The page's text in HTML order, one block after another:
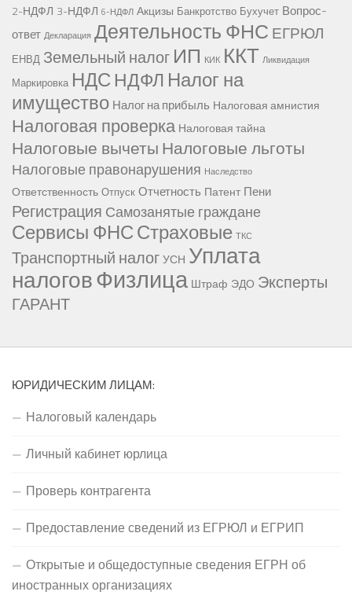
2-НДФЛ 3-НДФЛ 6-НДФЛ Акцизы Банкротство Бухучет Вопрос-
ответ Декларация Деятельность ФНС ЕГРЮЛ
ЕНВД Земельный налог ИП КИК ККТ Ликвидация
Маркировка НДС НДФЛ Налог на
имущество Налог на прибыль Налоговая амнистия
Налоговая проверка Налоговая тайна
Налоговые вычетыНалоговые льготы
Налоговые правонарушения Наследство
Ответственность Отпуск Отчетность Патент Пени
Регистрация Самозанятые граждане
Сервисы ФНССтраховые ТКС
Транспортный налогУСН Уплата
налоговФизлица Штраф ЭДО Эксперты
ГАРАНТ
ЮРИДИЧЕСКИМ ЛИЦАМ:
Налоговый календарь
Личный кабинет юрлица
Проверь контрагента
Предоставление сведений из ЕГРЮЛ и ЕГРИП
Открытые и общедоступные сведения ЕГРН об
иностранных организациях